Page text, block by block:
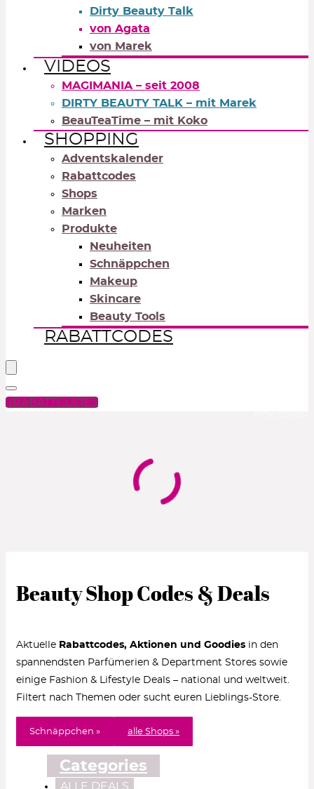
Dirty Beauty Talk
von Agata
von Marek
VIDEOS
MAGIMANIA – seit 2008
DIRTY BEAUTY TALK – mit Marek
BeauTeaTime – mit Koko
SHOPPING
Adventskalender
Rabattcodes
Shops
Marken
Produkte
Neuheiten
Schnäppchen
Makeup
Skincare
Beauty Tools
RABATTCODES
RABATTCODES
Beauty Shop Codes & Deals
Aktuelle Rabattcodes, Aktionen und Goodies in den
spannendsten Parfümerien & Department Stores sowie
einige Fashion & Lifestyle Deals – national und weltweit.
Filtert nach Themen oder sucht euren Lieblings-Store.
Schnäppchen » alle Shops »
Categories
ALLE DEALS